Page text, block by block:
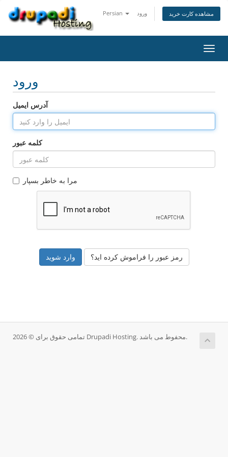
Persian ورود مشاهده کارت خرید
تغییر
ورود
آدرس ایمیل
کلمه عبور
مرا به خاطر بسپار
رمز عبور را فراموش کرده اید؟
تمامی حقوق برای © 2026 Drupadi Hosting. محفوط می باشد.